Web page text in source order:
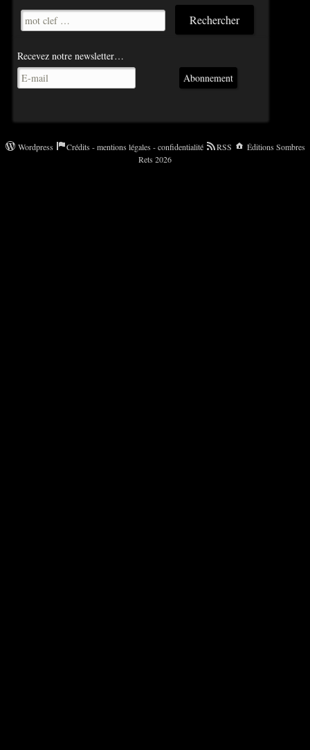
Recevez notre newsletter…
Abonnement
Wordpress Crédits - mentions légales - confidentialité RSS
Éditions Sombres
Rets 2026